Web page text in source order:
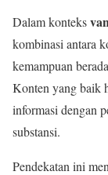
Dalam konteks
kombinasi antara
kemampuan
Konten yang baik
informasi dengan
substansi.
Pendekatan ini